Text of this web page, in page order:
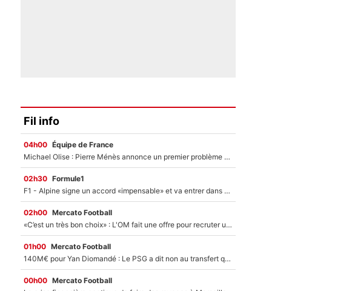
Fil info
04h00 Équipe de France
Michael Olise : Pierre Ménès annonce un premier problème pour Zinedine Zidane en équipe de France
02h30 Formule1
F1 - Alpine signe un accord «impensable» et va entrer dans une nouvelle dimension : Grande nouvelle pour Pierre Gasly !
02h00 Mercato Football
«C’est un très bon choix» : L'OM fait une offre pour recruter un ancien joueur du PSG... et c'est validé dans l'After Foot !
01h00 Mercato Football
140M€ pour Yan Diomandé : Le PSG a dit non au transfert qui bat tous les records sur le mercato
00h00 Mercato Football